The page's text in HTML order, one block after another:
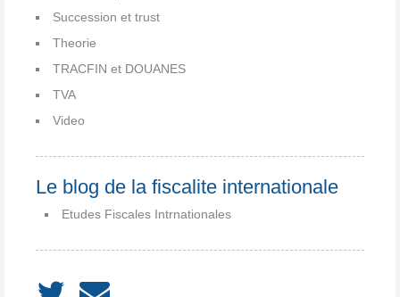
Succession et trust
Theorie
TRACFIN et DOUANES
TVA
Video
Le blog de la fiscalite internationale
Etudes Fiscales Intrnationales